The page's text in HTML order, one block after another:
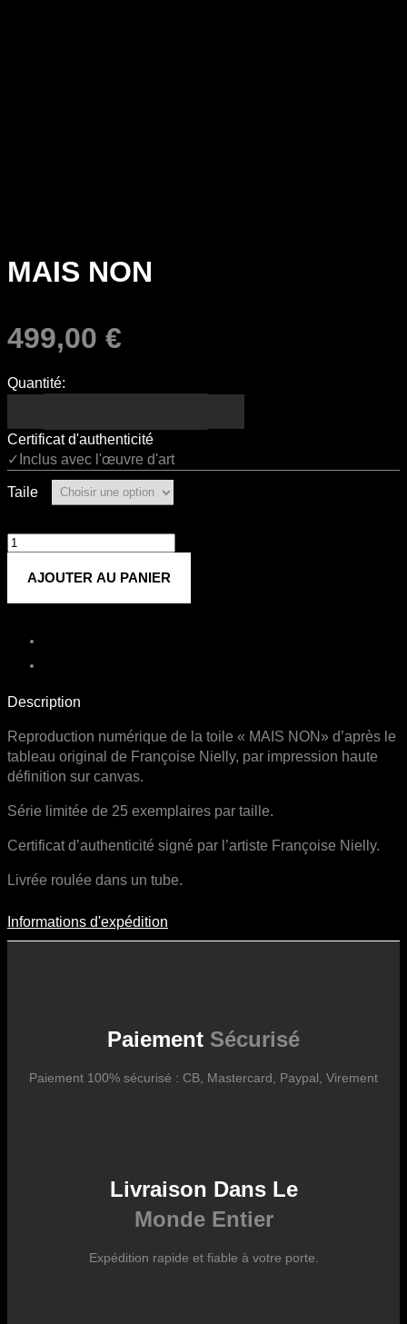
MAIS NON
499,00 €
Quantité:
Certificat d'authenticité
✓Inclus avec l'œuvre d'art
Taile
quantité
MAIS
NON
AJOUTER AU PANIER
Description
Reproduction numérique de la toile « MAIS NON» d’après le
tableau original de Françoise Nielly, par impression haute
définition sur canvas.
Série limitée de 25 exemplaires par taille.
Certificat d’authenticité signé par l’artiste Françoise Nielly.
Livrée roulée dans un tube.
Informations D'expédition
des fluctuations tarifaires des transporteurs internationaux.
Informations d'expédition
Paiement Sécurisé
Paiement 100% sécurisé : CB, Mastercard, Paypal, Virement
Livraison Dans Le
Monde Entier
Expédition rapide et fiable à votre porte.